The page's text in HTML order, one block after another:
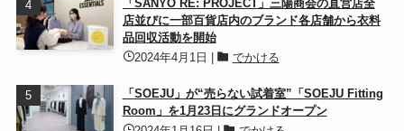
「SANYO RE: PROJECT」三陽商会の直営店全
店並びに一部百貨店内のブランド各店舗から衣料
品回収活動を開始
2024年4月1日 | でかける
「SOEJU」が“売らない試着室”「SOEJU Fitting
Room」を1月23日にグランドオープン